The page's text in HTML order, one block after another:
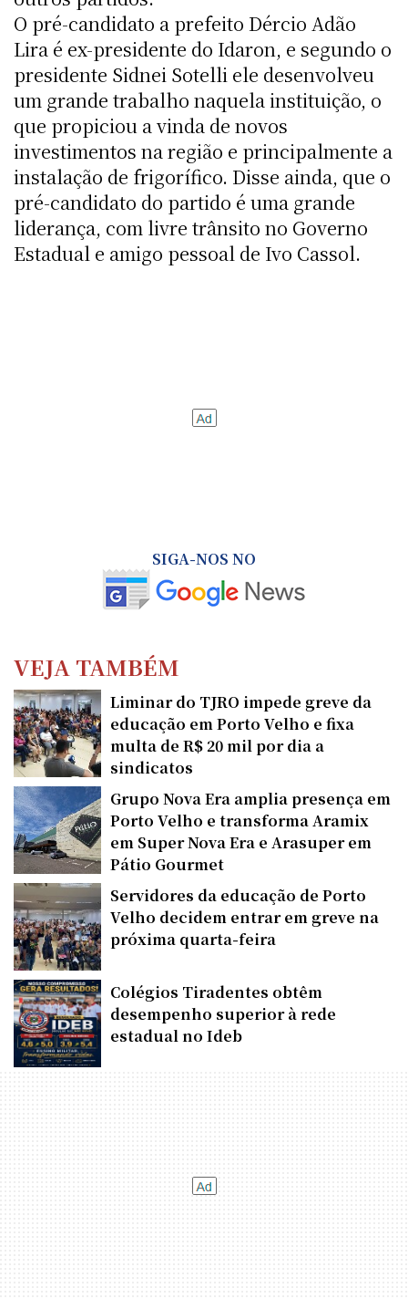
O pré-candidato a prefeito Dércio Adão
Lira é ex-presidente do Idaron, e segundo o
presidente Sidnei Sotelli ele desenvolveu
um grande trabalho naquela instituição, o
que propiciou a vinda de novos
investimentos na região e principalmente a
instalação de frigorífico. Disse ainda, que o
pré-candidato do partido é uma grande
liderança, com livre trânsito no Governo
Estadual e amigo pessoal de Ivo Cassol.
SIGA-NOS NO
VEJA TAMBÉM
Liminar do TJRO impede greve da
educação em Porto Velho e fixa
multa de R$ 20 mil por dia a
sindicatos
Grupo Nova Era amplia presença em
Porto Velho e transforma Aramix
em Super Nova Era e Arasuper em
Pátio Gourmet
Servidores da educação de Porto
Velho decidem entrar em greve na
próxima quarta-feira
Colégios Tiradentes obtêm
desempenho superior à rede
estadual no Ideb